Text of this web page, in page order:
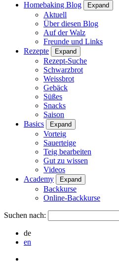
Homebaking Blog Expand
Aktuell
Über diesen Blog
Auf der Walz
Freunde und Links
Rezepte
Expand
Rezept-Suche
Schwarzbrot
Weissbrot
Gebäck
Süßes
Snacks
Saison
Basics
Expand
Vorteig
Sauerteige
Teig bearbeiten
Gut zu wissen
Videos
Academy
Expand
Backkurse
Online-Backkurse
Suchen nach:
de
en